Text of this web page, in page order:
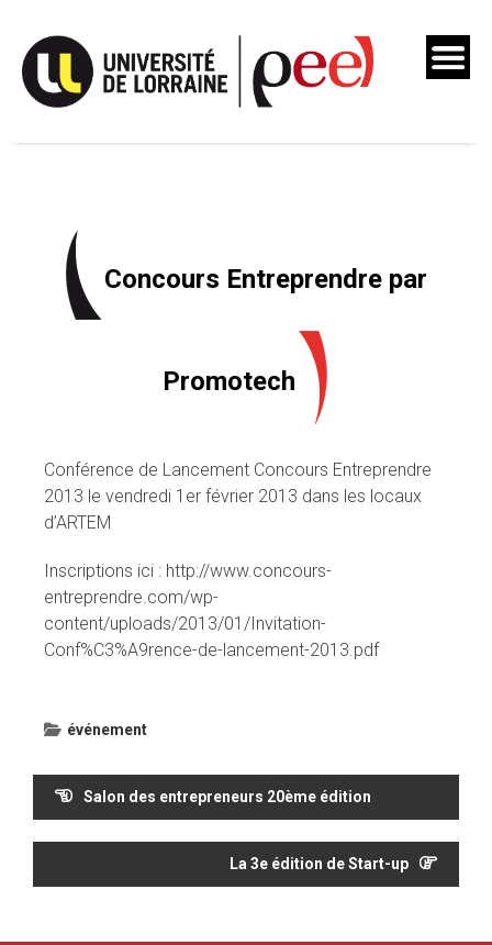
content
Concours Entreprendre par
Promotech
Conférence de Lancement Concours Entreprendre
2013 le vendredi 1er février 2013 dans les locaux
d’ARTEM
Inscriptions ici : http://www.concours-
entreprendre.com/wp-
content/uploads/2013/01/Invitation-
Conf%C3%A9rence-de-lancement-2013.pdf
événement
Navigation
l’article
Salon des entrepreneurs 20ème édition
La 3e édition de Start-up